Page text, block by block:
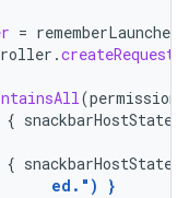
=
.
(permissions
{ snackbarHostState
{ snackbarHostState
ed." )
}